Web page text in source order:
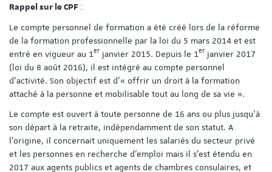
Rappel sur le CPF :
Le compte personnel de formation a été créé lors de la réforme
de la formation professionnelle par la loi du 5 mars 2014 et est
entré en vigueur au 1er janvier 2015. Depuis le 1er janvier 2017
(loi du 8 août 2016), il est intégré au compte personnel
d’activité. Son objectif est d’« offrir un droit à la formation
attaché à la personne et mobilisable tout au long de sa vie ».
Le compte est ouvert à toute personne de 16 ans ou plus jusqu’à
son départ à la retraite, indépendamment de son statut. A
l’origine, il concernait uniquement les salariés du secteur privé
et les personnes en recherche d’emploi mais il s’est étendu en
2017 aux agents publics et agents de chambres consulaires, et